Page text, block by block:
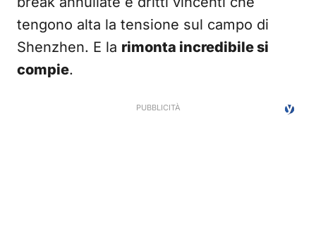
tengono alta la tensione sul campo di
Shenzhen. E la rimonta incredibile si
compie.